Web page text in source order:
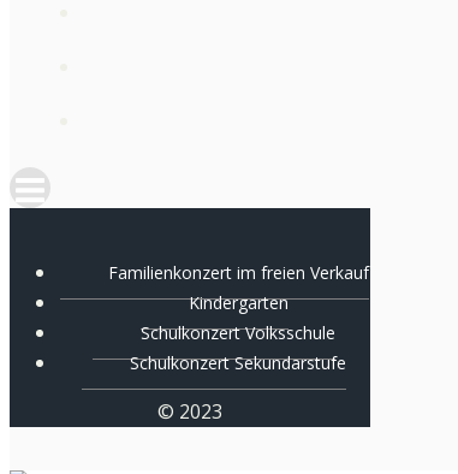
Familienkonzert im freien Verkauf
Kindergarten
Schulkonzert Volksschule
Schulkonzert Sekundarstufe
© 2023